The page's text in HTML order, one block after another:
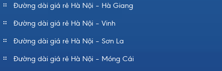
Đường dài giá rẻ Hà Nội – Hà Giang
Đường dài giá rẻ Hà Nội – Vinh
Đường dài giá rẻ Hà Nội – Sơn La
Đường dài giá rẻ Hà Nội – Móng Cái